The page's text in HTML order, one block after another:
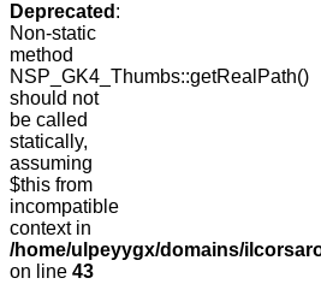
Deprecated :
Non-static
method
NSP_GK4_Thumbs::getRealPath()
should not
be called
statically,
assuming
$this from
incompatible
context in
/home/ulpeyygx/domains/
on line 43